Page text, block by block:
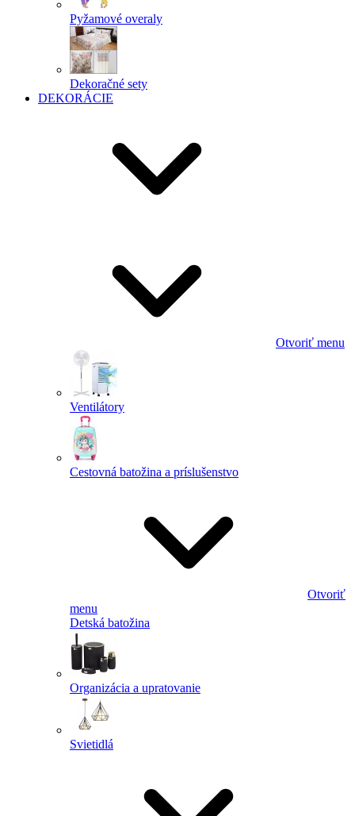
Pyžamové overaly
Dekoračné sety
DEKORÁCIE
Otvoriť menu
Ventilátory
Cestovná batožina a príslušenstvo
Otvoriť
menu
Detská batožina
Organizácia a upratovanie
Svietidlá